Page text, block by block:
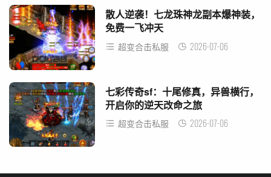
散人逆袭！七龙珠神龙副本爆神装，
免费一飞冲天
超变合击私服 2026-07-06
七彩传奇sf：十尾修真，异兽横行，
开启你的逆天改命之旅
超变合击私服 2026-07-06